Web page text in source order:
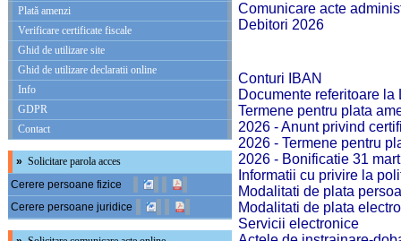
Plată amenzi
Verificare certificate fiscale
Ghid de utilizare site
Ghid de utilizare declaratii online
Info
GDPR
Contact
» Solicitare parola acces
Cerere persoane fizice
Cerere persoane juridice
Comunicare acte
Debitori 2026
Conturi IBAN
Documente referitoare
Termene pentru plata
2026 - Anunt privind
2026 - Termene pentru
2026 - Bonificatie 31
Informatii cu privire la
Modalitati de plata
Modalitati de plata
Servicii electronice